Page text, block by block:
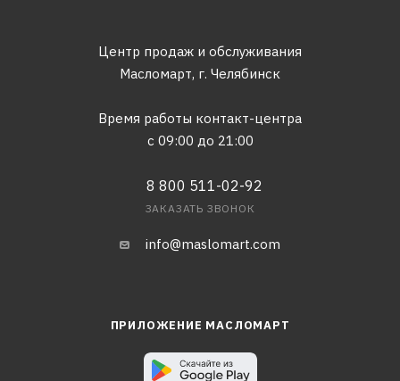
Центр продаж и обслуживания
Масломарт, г. Челябинск
Время работы контакт-центра
с 09:00 до 21:00
8 800 511-02-92
ЗАКАЗАТЬ ЗВОНОК
info@maslomart.com
ПРИЛОЖЕНИЕ МАСЛОМАРТ